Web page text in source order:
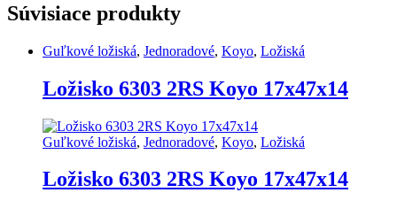
Súvisiace produkty
Guľkové ložiská, Jednoradové, Koyo, Ložiská
Ložisko 6303 2RS Koyo 17x47x14
Guľkové ložiská, Jednoradové, Koyo, Ložiská
Ložisko 6303 2RS Koyo 17x47x14